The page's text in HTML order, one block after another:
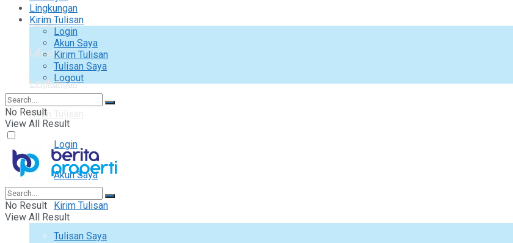
Taman
Lifestyle
Lingkungan
Kirim Tulisan
Login
Akun Saya
Kirim Tulisan
Tulisan Saya
Lingkungan
Kirim Tulisan
Login
Akun Saya
Kirim Tulisan
Tulisan Saya
Logout
No Result
View All Result
No Result
View All Result